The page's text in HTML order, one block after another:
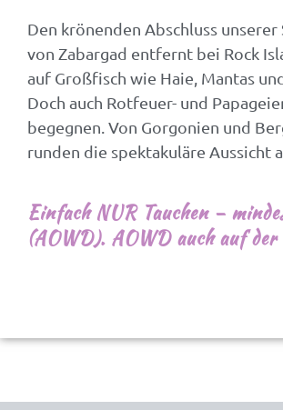
Den krönenden Abschluss
von Zabargad entfernt bei Rock
auf Großfisch wie Haie, Mantas
Doch auch Rotfeuer- und
begegnen. Von Gorgonien und
runden die spektakuläre Aussicht
Einfach NUR Tauchen –
(AOWD). AOWD auch auf der